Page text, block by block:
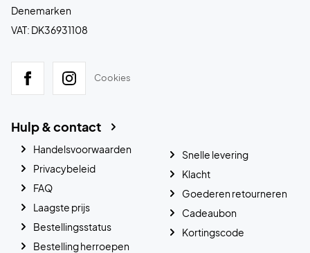
Denemarken
VAT: DK36931108
Cookies
Hulp & contact
Handelsvoorwaarden
Privacybeleid
FAQ
Laagste prijs
Bestellingsstatus
Bestelling herroepen
Snelle levering
Klacht
Goederen retourneren
Cadeaubon
Kortingscode